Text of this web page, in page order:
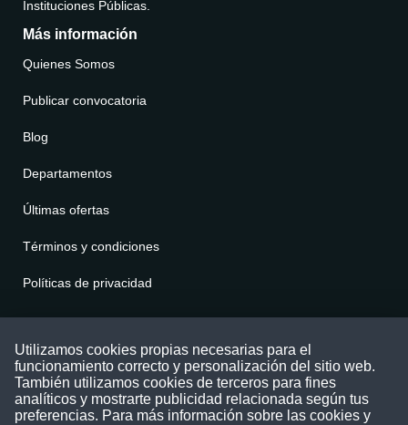
Instituciones Públicas.
Más información
Quienes Somos
Publicar convocatoria
Blog
Departamentos
Últimas ofertas
Términos y condiciones
Políticas de privacidad
Puede comunicarse con nosotros a través
nuestras redes sociales o del correo:
contacto@convocatoriasdetrabajo.com
Utilizamos cookies propias necesarias para el
funcionamiento correcto y personalización del sitio web.
También utilizamos cookies de terceros para fines
analíticos y mostrarte publicidad relacionada según tus
preferencias. Para más información sobre las cookies y